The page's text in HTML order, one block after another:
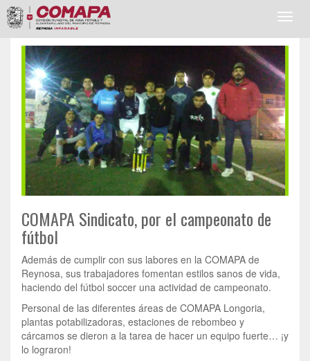
COMAPA Sindicato, por el campeonato de
fútbol
Además de cumplir con sus labores en la COMAPA de
Reynosa, sus trabajadores fomentan estilos sanos de vida,
haciendo del fútbol soccer una actividad de campeonato.
Personal de las diferentes áreas de COMAPA Longoria,
plantas potabilizadoras, estaciones de rebombeo y
cárcamos se dieron a la tarea de hacer un equipo fuerte… ¡y
lo lograron!